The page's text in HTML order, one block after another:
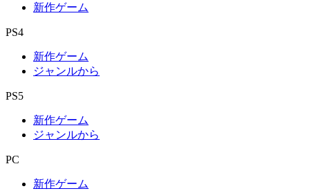
新作ゲーム
PS4
新作ゲーム
ジャンルから
PS5
新作ゲーム
ジャンルから
PC
新作ゲーム